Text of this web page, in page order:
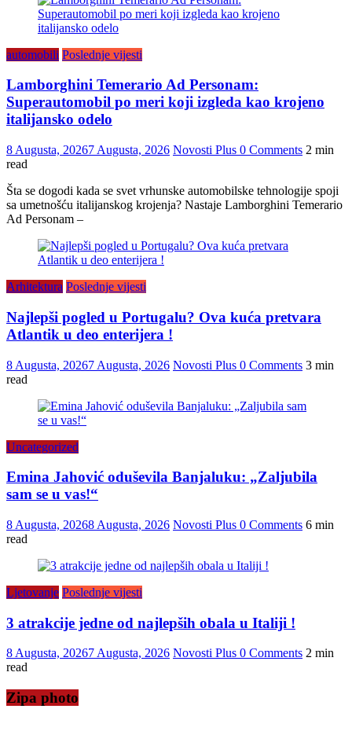
automobili Poslednje vijesti
Lamborghini Temerario Ad Personam:
Superautomobil po meri koji izgleda kao krojeno
italijansko odelo
8 Augusta, 20267 Augusta, 2026 Novosti Plus 0 Comments 2 min
read
Šta se dogodi kada se svet vrhunske automobilske tehnologije spoji
sa umetnošću italijanskog krojenja? Nastaje Lamborghini Temerario
Ad Personam –
Arhitektura Poslednje vijesti
Najlepši pogled u Portugalu? Ova kuća pretvara
Atlantik u deo enterijera !
8 Augusta, 20267 Augusta, 2026 Novosti Plus 0 Comments 3 min
read
Uncategorized
Emina Jahović oduševila Banjaluku: „Zaljubila
sam se u vas!“
8 Augusta, 20268 Augusta, 2026 Novosti Plus 0 Comments 6 min
read
Ljetovanje Poslednje vijesti
3 atrakcije jedne od najlepših obala u Italiji !
8 Augusta, 20267 Augusta, 2026 Novosti Plus 0 Comments 2 min
read
Zipa photo